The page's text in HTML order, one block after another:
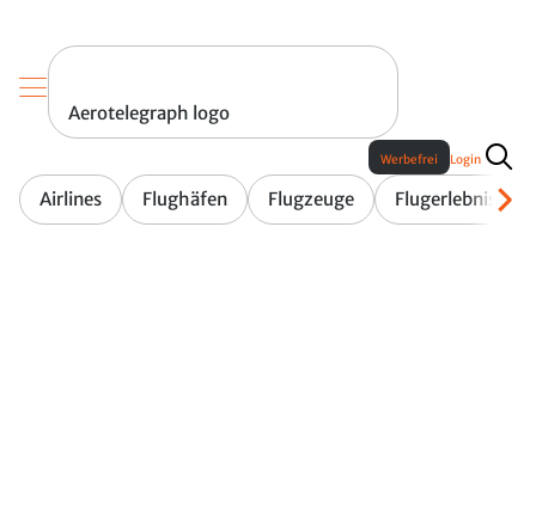
Aerotelegraph logo
Airlines Flughäfen Flugzeuge Flugerlebnis
Werbefrei Login